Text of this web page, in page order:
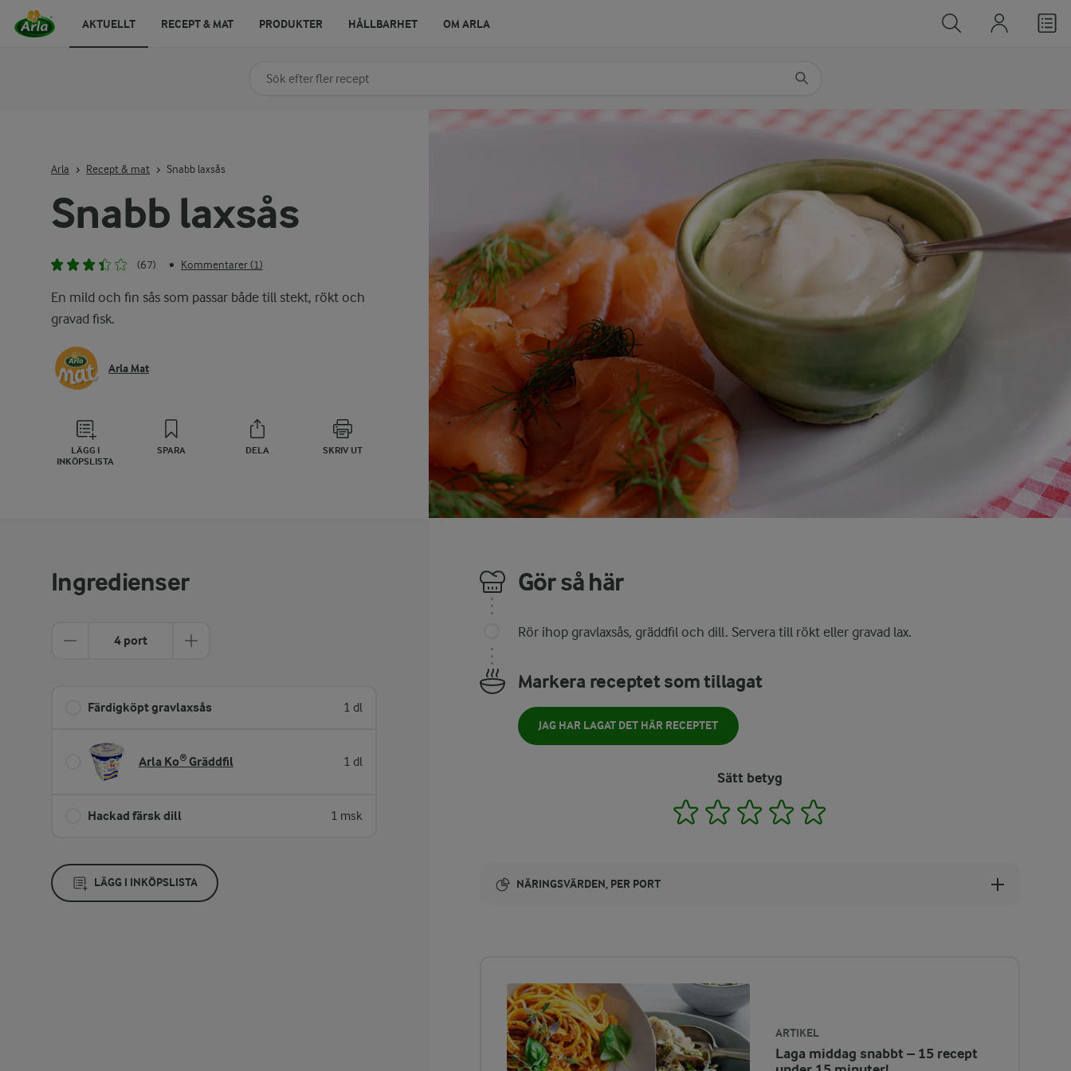
Snabb laxsås
(67) • Kommentarer (1)
En mild och fin sås som passar både till stekt, rökt och
gravad fisk.
Arla Mat
LÄGG I
INKÖPSLISTA
SPARA DELA SKRIV UT
Arla Recept & mat Snabb laxsås
Ingredienser
4 port
Färdigköpt gravlaxsås 1 dl
Arla Ko® Gräddfil 1 dl
Hackad färsk dill 1 msk
LÄGG I INKÖPSLISTA
Gör så här
Rör ihop gravlaxsås, gräddfil och dill. Servera till rökt eller gravad lax.
Markera receptet som tillagat
JAG HAR LAGAT DET HÄR RECEPTET
Sätt betyg
1 2 3 4
NÄRINGSVÄRDEN, PER PORT
ENERGIDISTRIBUTION %
NÄRINGSVÄRDEN PER PORT
Fiber:
-
0 g
ARTIKEL
Laga middag snabbt – 15 recept
Sök på kategori eller ingrediens
AKTUELLT RECEPT & MAT PRODUKTER HÅLLBARHET OM ARLA